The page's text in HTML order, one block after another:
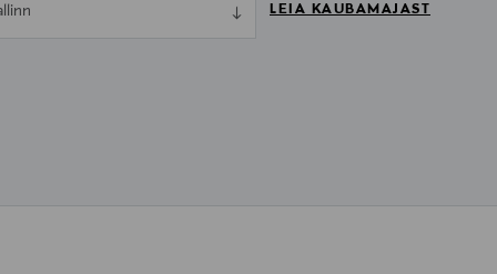
LEIA KAUBAMAJAST